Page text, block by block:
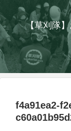
【草刈隊
f4a91ea2-